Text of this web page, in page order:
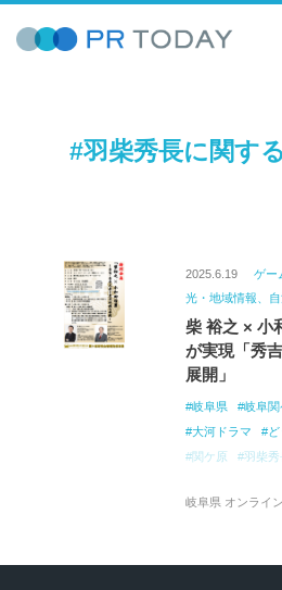
#羽柴秀長に関す
2025.6.19
ゲー
光・地域情報、
柴 裕之 × 小
が実現「秀
展開」
岐阜県 岐阜
大河ドラマ
関ケ原
羽柴秀
岐阜県 オンライ